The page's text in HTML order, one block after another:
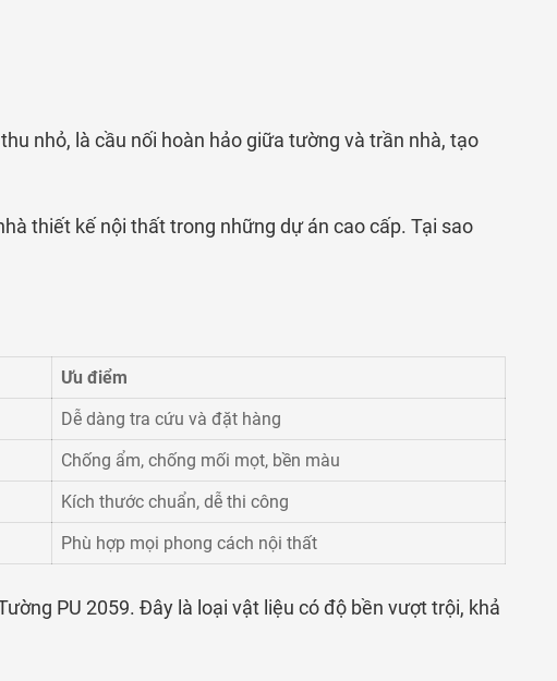
nhỏ, là cầu nối hoàn hảo giữa tường và trần nhà, tạo
thiết kế nội thất trong những dự án cao cấp. Tại sao
Ưu điểm
Dễ dàng tra cứu và đặt hàng
Chống ẩm, chống mối mọt, bền màu
Kích thước chuẩn, dễ thi công
Phù hợp mọi phong cách nội thất
PU 2059. Đây là loại vật liệu có độ bền vượt trội, khả